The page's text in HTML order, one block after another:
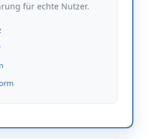
für echte Nutzer.